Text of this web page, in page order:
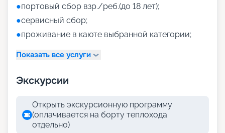
●портовый сбор взр./реб.(до 18 лет);
●сервисный сбор;
●проживание в каюте выбранной категории;
Показать все услуги
Экскурсии
Открыть экскурсионную программу
(оплачивается на борту теплохода
отдельно)